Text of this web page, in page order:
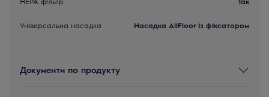
Універсальна насадка Насадка AllFloor із фіксатором
Документи по продукту